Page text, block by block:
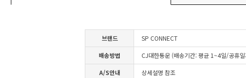
브랜드 SP CONNECT
배송방법 CJ대한통운 (배송기간: 평균 1~4일/공휴
A/S안내 상세설명 참조